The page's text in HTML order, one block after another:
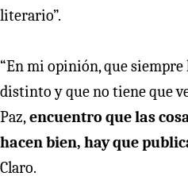
literario”.
“En mi opinión, que siempre
distinto y que no tiene que
Paz,encuentro que las
hacen bien, hay que
Claro.